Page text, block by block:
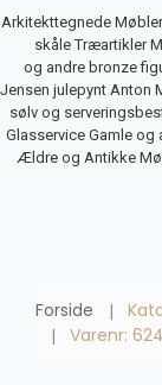
Arkitekttegnede Møbler
skåle Træartikler
og andre bronze
Jensen julepynt Anton
sølv og
Glasservice Gamle og
Ældre og Antikke
Forside
Varenr: